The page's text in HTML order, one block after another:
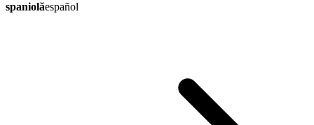
spaniolăespañol